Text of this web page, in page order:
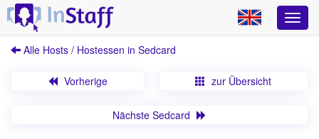
Alle Hosts / Hostessen in Sedcard
Vorherige zur Übersicht
Nächste Sedcard